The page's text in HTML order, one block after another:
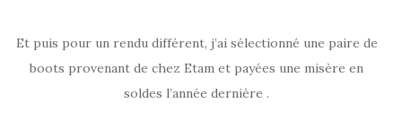
Et puis pour un rendu différent, j’ai sélectionné une paire de
boots provenant de chez Etam et payées une misère en
soldes l’année dernière .